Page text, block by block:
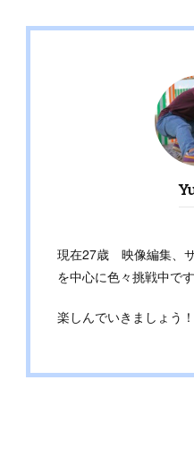
現在27歳 映像編集、
を中心に色々挑戦中です
楽しんでいきましょう！